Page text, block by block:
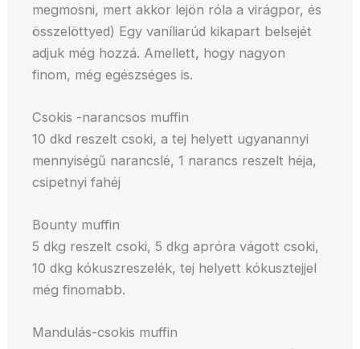
megmosni, mert akkor lejön róla a virágpor, és
összelöttyed) Egy vaníliarúd kikapart belsejét
adjuk még hozzá. Amellett, hogy nagyon
finom, még egészséges is.
Csokis -narancsos muffin
10 dkd reszelt csoki, a tej helyett ugyanannyi
mennyiségű narancslé, 1 narancs reszelt héja,
csipetnyi fahéj
Bounty muffin
5 dkg reszelt csoki, 5 dkg apróra vágott csoki,
10 dkg kókuszreszelék, tej helyett kókusztejjel
még finomabb.
Mandulás-csokis muffin